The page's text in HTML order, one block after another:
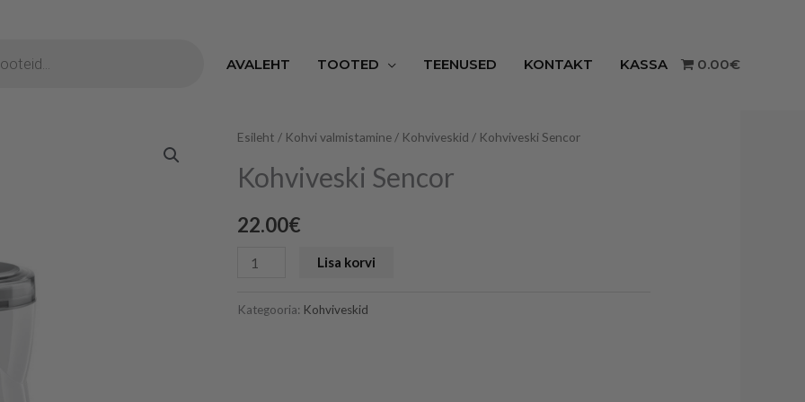
AVALEHT
TOOTED TEENUSED KONTAKT KASSA 0.00€
Esileht / Kohvi valmistamine / Kohviveskid / Kohviveski Sencor
Kohviveski Sencor
22.00€
Kohviveski
kogus
Lisa korvi
Kategooria: Kohviveskid